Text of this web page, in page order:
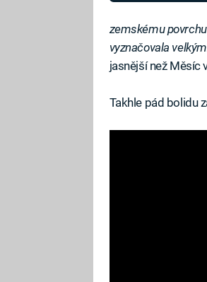
zemskému
vyznačovala
jasnější než Měsíc
Takhle pád bolidu